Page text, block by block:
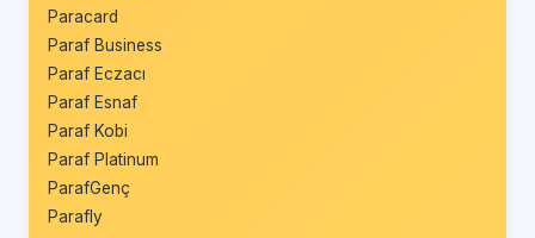
Paracard
Paraf Business
Paraf Eczacı
Paraf Esnaf
Paraf Kobi
Paraf Platinum
ParafGenç
Parafly